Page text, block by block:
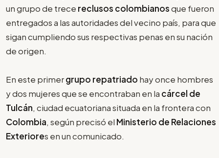
un grupo de trece reclusos colombianosque fueron
entregados a las autoridades del vecino país, para que
sigan cumpliendo sus respectivas penas en su nación
de origen.
En este primergrupo repatriado hay once hombres
y dos mujeres que se encontraban en la cárcel de
Tulcán, ciudad ecuatoriana situada en la frontera con
Colombia, según precisó el Ministerio de Relaciones
Exteriores en un comunicado.